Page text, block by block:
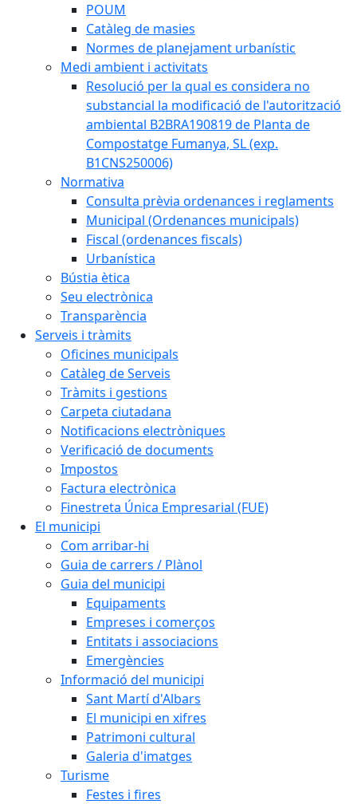
POUM
Catàleg de masies
Normes de planejament urbanístic
Medi ambient i activitats
Resolució per la qual es considera no
substancial la modificació de l'autorització
ambiental B2BRA190819 de Planta de
Compostatge Fumanya, SL (exp.
B1CNS250006)
Normativa
Consulta prèvia ordenances i reglaments
Municipal (Ordenances municipals)
Fiscal (ordenances fiscals)
Urbanística
Bústia ètica
Seu electrònica
Transparència
Serveis i tràmits
Oficines municipals
Catàleg de Serveis
Tràmits i gestions
Carpeta ciutadana
Notificacions electròniques
Verificació de documents
Impostos
Factura electrònica
Finestreta Única Empresarial (FUE)
El municipi
Com arribar-hi
Guia de carrers / Plànol
Guia del municipi
Equipaments
Empreses i comerços
Entitats i associacions
Emergències
Informació del municipi
Sant Martí d'Albars
El municipi en xifres
Patrimoni cultural
Galeria d'imatges
Turisme
Festes i fires